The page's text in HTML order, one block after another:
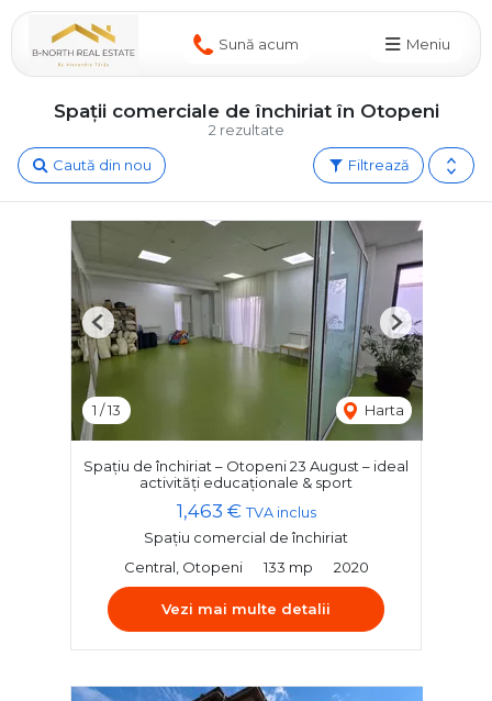
Sună acum Meniu
2 rezultate
Spații comerciale de închiriat în Otopeni
Filtrează
Caută din nou
1 /13 Harta
Previous Next
Spațiu de închiriat – Otopeni 23 August – ideal
activități educaționale & sport
1,463 € TVA inclus
Spațiu comercial de închiriat
Central, Otopeni
133 mp 2020
Vezi mai multe detalii